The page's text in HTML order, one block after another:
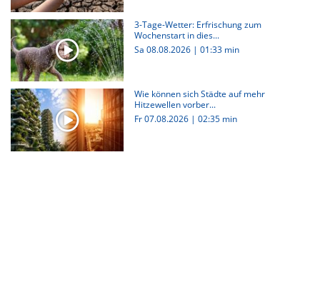
3-Tage-Wetter: Erfrischung zum
Wochenstart in dies...
Sa 08.08.2026 | 01:33 min
Wie können sich Städte auf mehr
Hitzewellen vorber...
Fr 07.08.2026 | 02:35 min